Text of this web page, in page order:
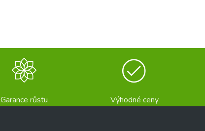
Garance růstu Výhodné ceny